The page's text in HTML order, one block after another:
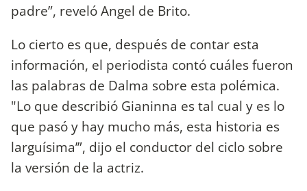
padre”, reveló Angel de Brito.
Lo cierto es que, después de contar esta
información, el periodista contó cuáles fueron
las palabras de Dalma sobre esta polémica.
"Lo que describió Gianinna es tal cual y es lo
que pasó y hay mucho más, esta historia es
larguísima’”, dijo el conductor del ciclo sobre
la versión de la actriz.